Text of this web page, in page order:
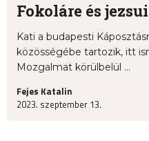
Fokoláre és
Kati a budapesti
közösségébe tartozik, itt
Mozgalmat körülbelül ...
Fejes Katalin
2023. szeptember 13.